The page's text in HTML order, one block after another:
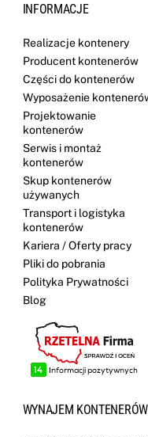
INFORMACJE
Realizacje kontenery
Producent kontenerów
Części do kontenerów
Wyposażenie
Projektowanie
kontenerów
Serwis i montaż
kontenerów
Skup kontenerów
używanych
Transport i logistyka
kontenerów
Kariera / Oferty pracy
Pliki do pobrania
Polityka Prywatności
Blog
WYNAJEM KONTENERÓW